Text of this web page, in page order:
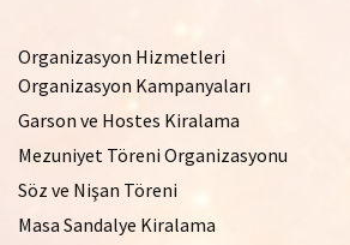
Organizasyon Hizmetleri
Organizasyon Kampanyaları
Garson ve Hostes Kiralama
Mezuniyet Töreni Organizasyonu
Söz ve Nişan Töreni
Masa Sandalye Kiralama